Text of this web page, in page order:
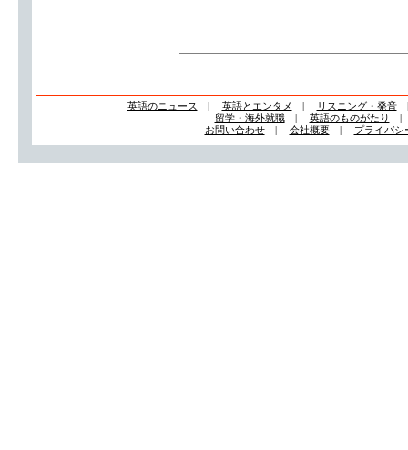
英語のニュース | 英語とエンタメ | リスニング・発音
留学・海外就職| 英語のものがたり
お問い合わせ| 会社概要| プライバシ